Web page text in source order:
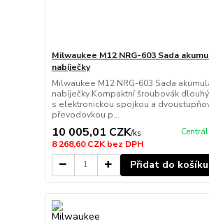
Milwaukee M12 NRG-603 Sada
nabíječky
Milwaukee M12 NRG-603 Sada
nabíječky Kompaktní šroubovák
s elektronickou spojkou a
převodovkou p...
10 005,01 CZK/ks
8 268,60 CZKbez DPH
Přidat do košíku